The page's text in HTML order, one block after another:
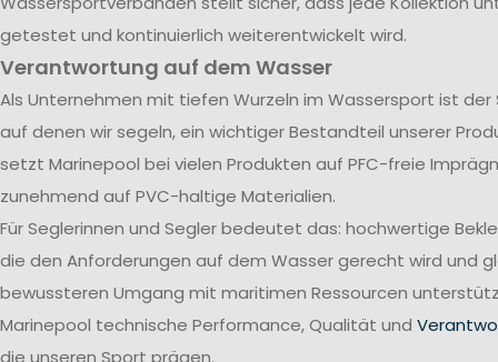
getestet und kontinuierlich weiterentwickelt wird.
Verantwortung auf dem Wasser
Als Unternehmen mit tiefen Wurzeln im Wassersport ist der
auf denen wir segeln, ein wichtiger Bestandteil unserer
setzt Marinepool bei vielen Produkten auf PFC-freie
zunehmend auf PVC-haltige Materialien.
Für Seglerinnen und Segler bedeutet das: hochwertige
die den Anforderungen auf dem Wasser gerecht wird und
bewussteren Umgang mit maritimen Ressourcen
Marinepool technische Performance, Qualität und
die unseren Sport prägen.